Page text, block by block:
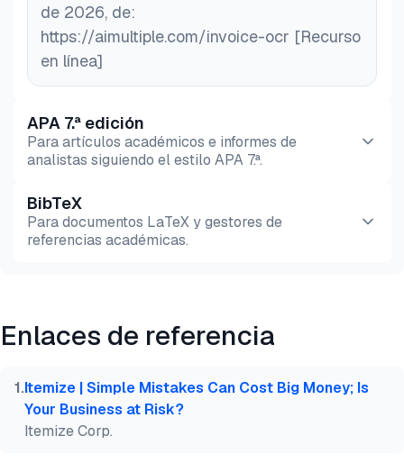
de 2026, de:
https://aimultiple.com/invoice-ocr [Recurso
en línea]
APA 7.ª edición
Para artículos académicos e informes de
analistas siguiendo el estilo APA 7.ª.
Vista previa HTML
BibTeX
Para documentos LaTeX y gestores de
referencias académicas.
@misc{dilmegani2026,
title  = {{Factura OCR Referencia: Precisión de
  month  = aug,
howpublished    = {\url{https://aimultiple.com/
Enlaces de referencia
1.Itemize | Simple Mistakes Can Cost Big Money; Is
Your Business at Risk?
Itemize Corp.